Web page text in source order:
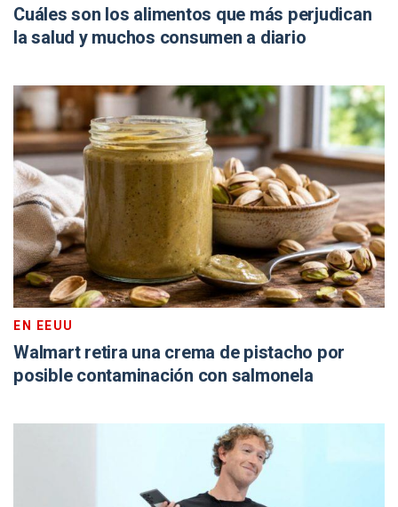
Cuáles son los alimentos que más perjudican
la salud y muchos consumen a diario
EN EEUU
Walmart retira una crema de pistacho por
posible contaminación con salmonela